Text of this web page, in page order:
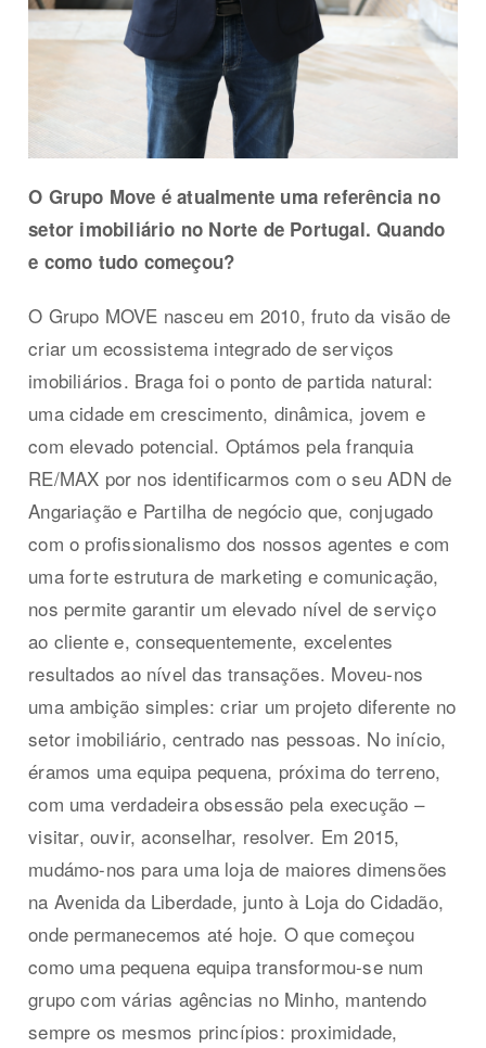
O Grupo Move é atualmente uma referência no
setor imobiliário no Norte de Portugal. Quando
e como tudo começou?
O Grupo MOVE nasceu em 2010, fruto da visão de
criar um ecossistema integrado de serviços
imobiliários. Braga foi o ponto de partida natural:
uma cidade em crescimento, dinâmica, jovem e
com elevado potencial. Optámos pela franquia
RE/MAX por nos identificarmos com o seu ADN de
Angariação e Partilha de negócio que, conjugado
com o profissionalismo dos nossos agentes e com
uma forte estrutura de marketing e comunicação,
nos permite garantir um elevado nível de serviço
ao cliente e, consequentemente, excelentes
resultados ao nível das transações. Moveu-nos
uma ambição simples: criar um projeto diferente no
setor imobiliário, centrado nas pessoas. No início,
éramos uma equipa pequena, próxima do terreno,
com uma verdadeira obsessão pela execução –
visitar, ouvir, aconselhar, resolver. Em 2015,
mudámo-nos para uma loja de maiores dimensões
na Avenida da Liberdade, junto à Loja do Cidadão,
onde permanecemos até hoje. O que começou
como uma pequena equipa transformou-se num
grupo com várias agências no Minho, mantendo
sempre os mesmos princípios: proximidade,